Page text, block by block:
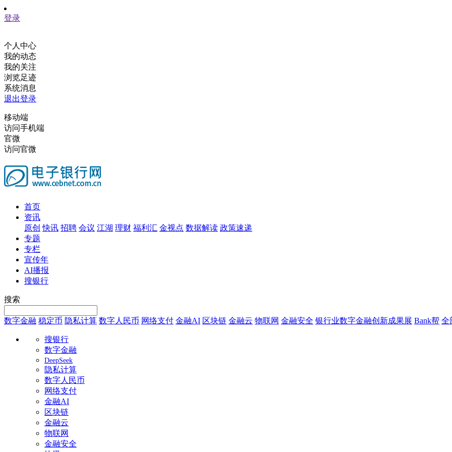
登录
个人中心
我的动态
我的关注
浏览足迹
系统消息
退出登录
移动端
访问手机端
官微
访问官微
首页
资讯
原创 快讯 招聘 会议 江湖 理财 福利汇 金视点 数据解读 政策速递
专题
专栏
宣传年
AI播报
搜银行
搜索
数字金融 稳定币 隐私计算 数字人民币 网络支付 金融AI 区块链 金融云 物联网 金融安全 银行业数字金融创新成果展 Bank帮 全
搜银行
数字金融
DeepSeek
隐私计算
数字人民币
网络支付
金融AI
区块链
金融云
物联网
金融安全